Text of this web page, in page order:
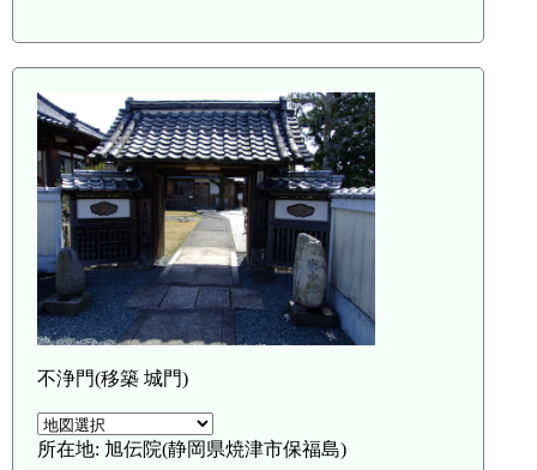
不浄門(移築 城門)
所在地: 旭伝院(静岡県焼津市保福島)